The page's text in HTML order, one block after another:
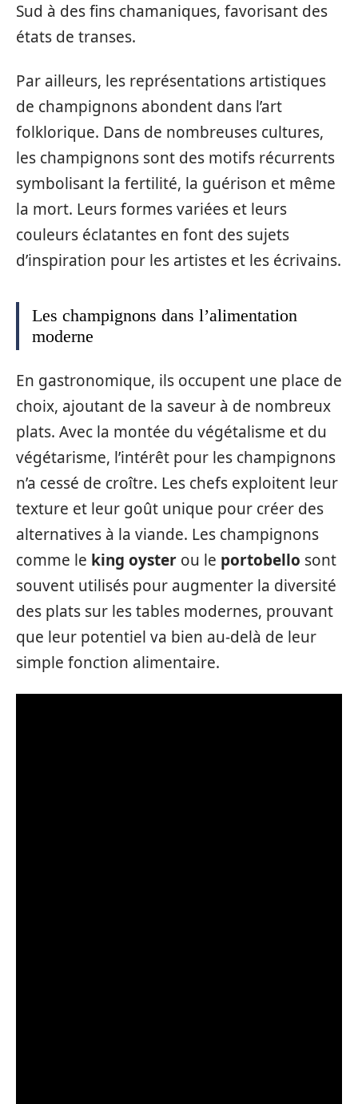
Sud à des fins chamaniques, favorisant des
états de transes.
Par ailleurs, les représentations artistiques
de champignons abondent dans l’art
folklorique. Dans de nombreuses cultures,
les champignons sont des motifs récurrents
symbolisant la fertilité, la guérison et même
la mort. Leurs formes variées et leurs
couleurs éclatantes en font des sujets
d’inspiration pour les artistes et les écrivains.
Les champignons dans l’alimentation
moderne
En gastronomique, ils occupent une place de
choix, ajoutant de la saveur à de nombreux
plats. Avec la montée du végétalisme et du
végétarisme, l’intérêt pour les champignons
n’a cessé de croître. Les chefs exploitent leur
texture et leur goût unique pour créer des
alternatives à la viande. Les champignons
comme le king oyster ou le portobello sont
souvent utilisés pour augmenter la diversité
des plats sur les tables modernes, prouvant
que leur potentiel va bien au-delà de leur
simple fonction alimentaire.